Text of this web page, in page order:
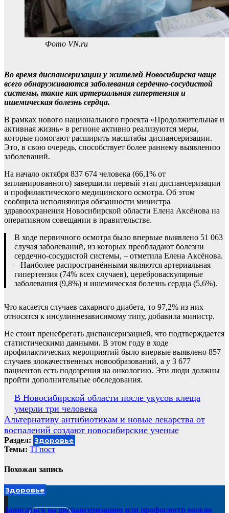
Фото VN.ru
Во время диспансеризации у жителей Новосибирска чаще
всего обнаруживаются заболевания сердечно-сосудистой
системы, такие как артериальная гипертензия и
ишемическая болезнь сердца.
В рамках нового национального проекта «Продолжительная и
активная жизнь» в регионе активно реализуются меры,
которые помогают расширить масштабы диспансеризации.
Это, в свою очередь, способствует более раннему выявлению
заболеваний.
На начало октября 837 674 человека (66,1% от
запланированного) завершили первый этап диспансеризации
и профилактического медицинского осмотра. Об этом
сообщила исполняющая обязанности министра
здравоохранения Новосибирской области Елена Аксёнова на
оперативном совещании в правительстве.
В ходе первичного осмотра было впервые выявлено 51 063
случая заболеваний, из которых преобладают болезни
сердечно-сосудистой системы, – отметила Елена Аксёнова.
– Наиболее распространёнными являются артериальная
гипертензия (74% всех случаев), цереброваскулярные
заболевания (9,8%) и ишемическая болезнь сердца (5,6%).
Что касается случаев сахарного диабета, то 97,2% из них
относятся к инсулиннезависимому типу, добавила министр.
Не стоит пренебрегать диспансеризацией, что подтверждается
статистическими данными. В этом году в ходе
профилактических мероприятий было впервые выявлено 857
случаев злокачественных новообразований, а у 3 677
пациентов есть подозрения на онкологию. Эти люди должны
пройти дополнительные обследования.
Навигация
по
записям
В Новосибирской области после укусов клеща
умерли три человека
Альтернативу антибиотикам и новые лекарства от
воспалений создают новосибирские ученые
Раздел: Здоровье
Темы: ТГпост
Похожая запись
Здоровье
Записаться на диспансеризацию или профосмотр можно